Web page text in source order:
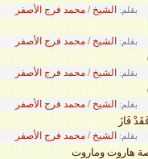
بقلم: الشيخ / محمد فرج الأصفر
بقلم: الشيخ / محمد فرج الأصفر
بقلم: الشيخ / محمد فرج الأصفر
بقلم: الشيخ / محمد فرج الأصفر
فَازَ
بقلم: الشيخ / محمد فرج الأصفر